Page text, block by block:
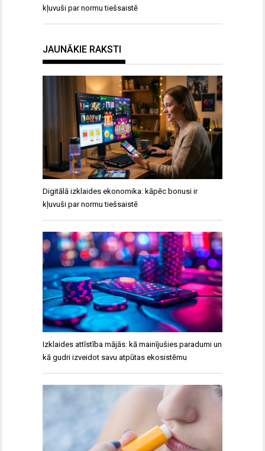
kļuvuši par normu tiešsaistē
JAUNĀKIE RAKSTI
Digitālā izklaides ekonomika: kāpēc bonusi ir
kļuvuši par normu tiešsaistē
Izklaides attīstība mājās: kā mainījušies paradumi un
kā gudri izveidot savu atpūtas ekosistēmu